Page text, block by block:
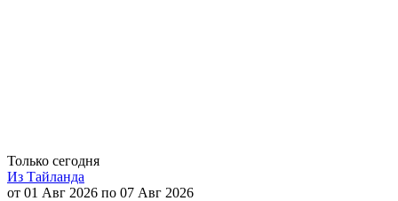
Только сегодня
Из Тайланда
от 01 Авг 2026 по 07 Авг 2026